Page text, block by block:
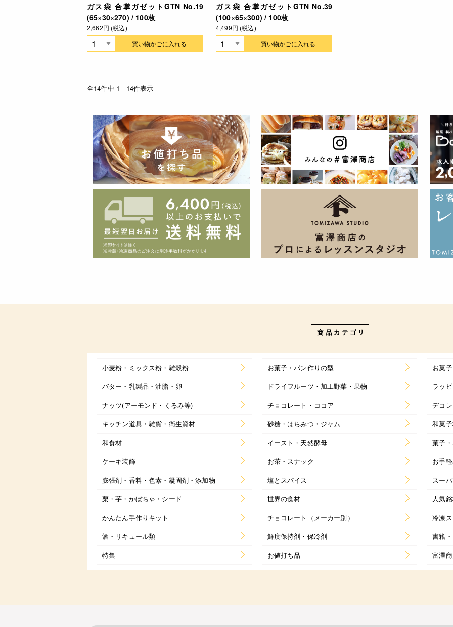
ガス袋 合掌ガゼットGTN No.19
(65×30×270) / 100枚
2,662円 (税込)
買い物かごに入れる
ガス袋 合掌ガゼットGTN No.39
(100×65×300) / 100枚
4,499円 (税込)
買い物かごに入れる
全14件中 1 - 14件表示
小麦粉・ミックス粉・雑穀粉 お菓子・パン作りの型
お菓
バター・乳製品・油脂・卵
ドライフルーツ・加工野菜・果物
ラッ
ナッツ(アーモンド・くるみ等)
チョコレート・ココア
デコ
キッチン道具・雑貨・衛生資材
砂糖・はちみつ・ジャム
和菓
和食材
イースト・天然酵母
菓子
ケーキ装飾
お茶・スナック
お手
膨張剤・香料・色素・凝固剤・添加物
塩とスパイス
スー
栗・芋・かぼちゃ・シード
世界の食材
人気
かんたん手作りキット
チョコレート（メーカー別）
冷凍
酒・リキュール類
鮮度保持剤・保冷剤
書籍
特集
お値打ち品 富澤